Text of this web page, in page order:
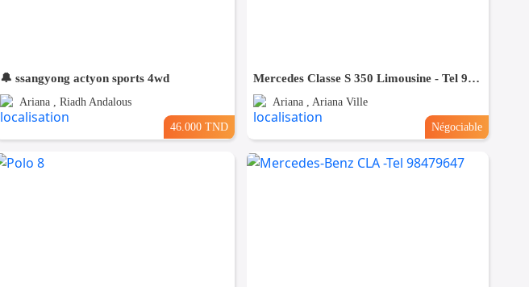
🔔 ssangyong actyon sports 4wd
Ariana , Riadh Andalous
46.000 TND
Mercedes Classe S 350 Limousine - Tel 98479647
Ariana , Ariana Ville
Négociable